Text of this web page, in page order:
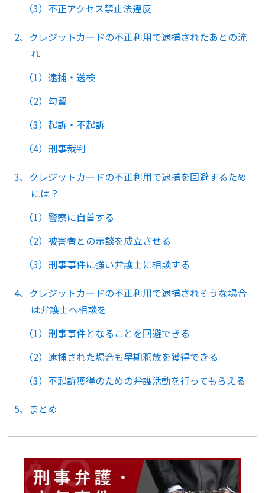
（3）不正アクセス禁止法違反
2、クレジットカードの不正利用で逮捕されたあとの流
れ
（1）逮捕・送検
（2）勾留
（3）起訴・不起訴
（4）刑事裁判
3、クレジットカードの不正利用で逮捕を回避するため
には？
（1）警察に自首する
（2）被害者との示談を成立させる
（3）刑事事件に強い弁護士に相談する
4、クレジットカードの不正利用で逮捕されそうな場合
は弁護士へ相談を
（1）刑事事件となることを回避できる
（2）逮捕された場合も早期釈放を獲得できる
（3）不起訴獲得のための弁護活動を行ってもらえる
5、まとめ